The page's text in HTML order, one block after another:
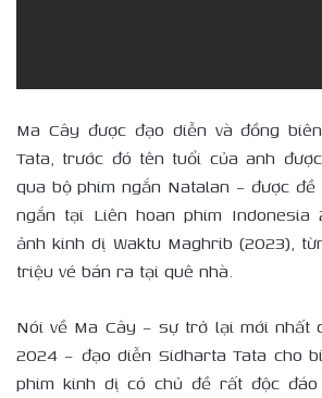
Ma Cây được đạo diễn và đồng
Tata, trước đó tên tuổi của anh
qua bộ phim ngắn Natalan – được
ngắn tại Liên hoan phim Indonesia
ảnh kinh dị Waktu Maghrib (2023),
triệu vé bán ra tại quê nhà.
Nói về Ma Cây – sự trở lại mới nhất
2024 – đạo diễn Sidharta Tata cho
phim kinh dị có chủ đề rất độc